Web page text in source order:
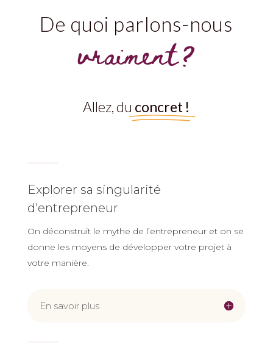
De quoi parlons-nous
vraiment?
Allez, du concret !
Explorer sa singularité
d'entrepreneur
On déconstruit le mythe de l’entrepreneur et on se
donne les moyens de développer votre projet à
votre manière.
En savoir plus